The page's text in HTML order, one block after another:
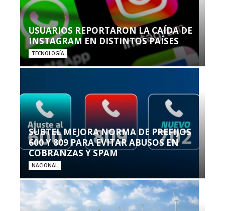
USUARIOS REPORTARON LA CAÍDA DE
INSTAGRAM EN DISTINTOS PAÍSES
TECNOLOGÍA
SUBTEL MEJORA NORMA DE PREFIJOS
600 Y 809 PARA EVITAR ABUSOS EN
COBRANZAS Y SPAM
NACIONAL